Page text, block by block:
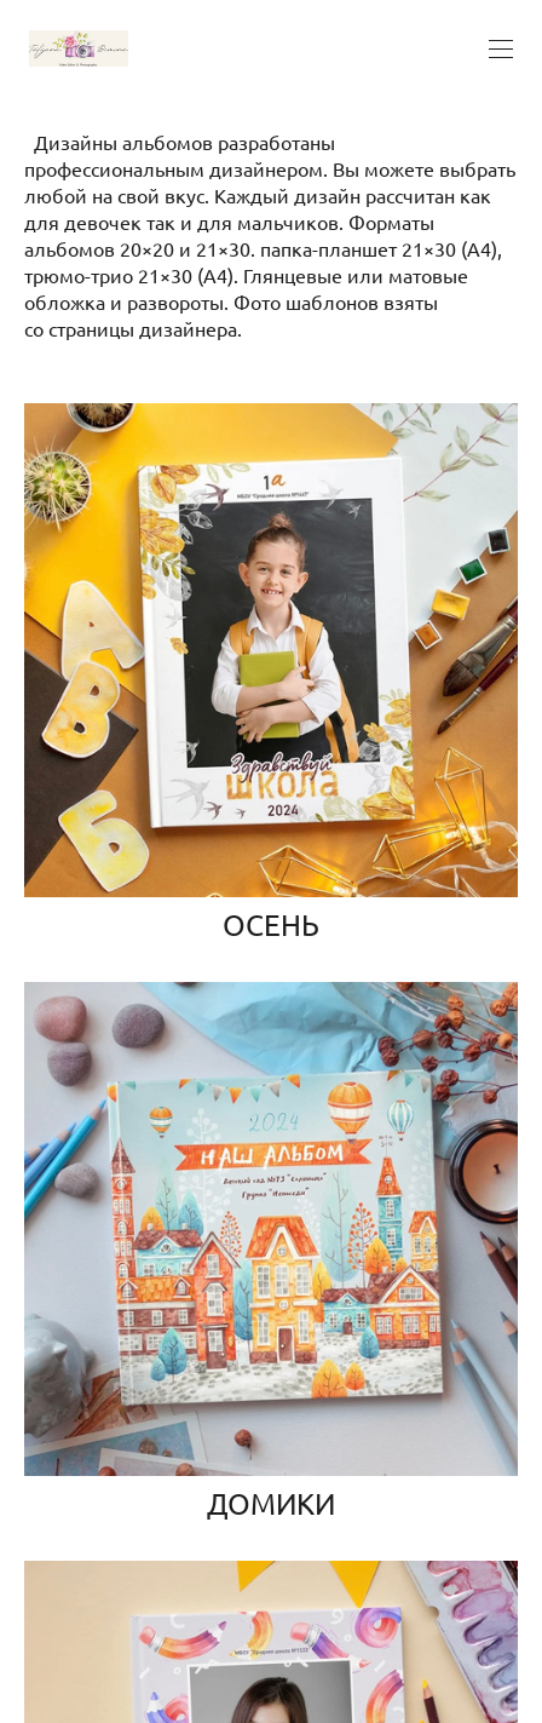
Дизайны альбомов разработаны
профессиональным дизайнером. Вы можете выбрать
любой на свой вкус. Каждый дизайн рассчитан как
для девочек так и для мальчиков. Форматы
альбомов 20×20 и 21×30. папка-планшет 21×30 (А4),
трюмо-трио 21×30 (А4). Глянцевые или матовые
обложка и развороты. Фото шаблонов взяты
со страницы дизайнера.
ОСЕНЬ
ДОМИКИ